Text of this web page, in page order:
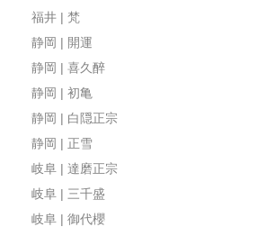
福井 | 梵
静岡 | 開運
静岡 | 喜久醉
静岡 | 初亀
静岡 | 白隠正宗
静岡 | 正雪
岐阜 | 達磨正宗
岐阜 | 三千盛
岐阜 | 御代櫻